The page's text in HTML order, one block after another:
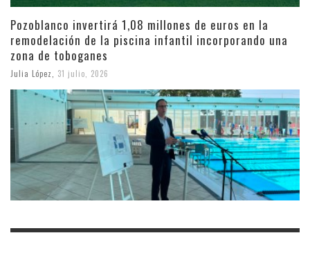
Pozoblanco invertirá 1,08 millones de euros en la
remodelación de la piscina infantil incorporando una
zona de toboganes
Julia López, 31 julio, 2026